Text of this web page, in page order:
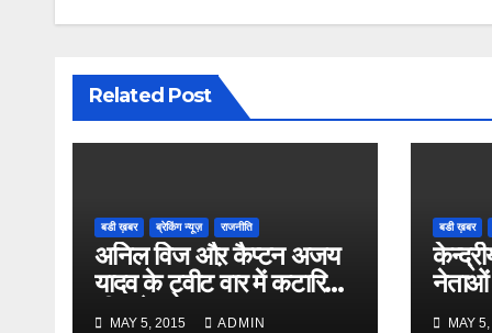
Related Post
बडी ख़बर ब्रेकिंग न्यूज़ राजनीति
अनिल विज औऱ कैप्टन अजय
यादव के ट्वीट वार में कटारिया
भी कूदे
MAY 5, 2015 ADMIN
बडी ख़बर
नेताओं
MAY